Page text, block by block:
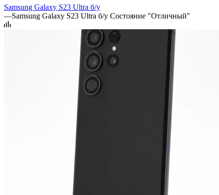
Samsung Galaxy S23 Ultra б/у
—Samsung Galaxy S23 Ultra б/у Состояние "Отличный"